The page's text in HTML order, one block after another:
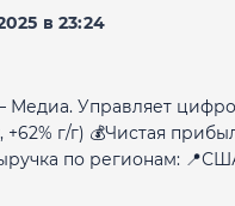
в 23:24
Медиа. Управляет
+62% г/г) 💰Чистая
по регионам: